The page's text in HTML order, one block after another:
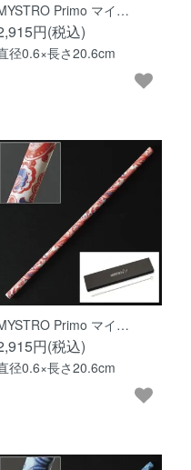
Primo マイ…
円(税込)
径0.6×長さ20.6cm
Primo マイ…
円(税込)
径0.6×長さ20.6cm